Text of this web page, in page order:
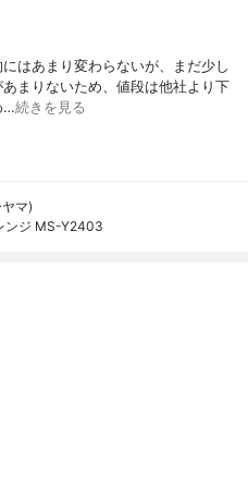
はあまり変わらないが、まだ少し
まりないため、値段は他社より下
…続きを見る
マ)
ンジ MS-Y2403